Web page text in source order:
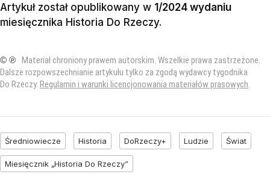
Artykuł został opublikowany w 1/2024 wydaniu
miesięcznika Historia Do Rzeczy.
© ℗ Materiał chroniony prawem autorskim. Wszelkie prawa zastrzeżone.
Dalsze rozpowszechnianie artykułu tylko za zgodą wydawcy tygodnika
Do Rzeczy. Regulamin i warunki licencjonowania materiałów prasowych.
Średniowiecze Historia DoRzeczy+ Ludzie Świat
Miesięcznik „Historia Do Rzeczy”